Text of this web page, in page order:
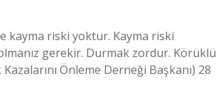
kayma riski yoktur. Kayma riski
gerekir. Durmak zordur. Körüklü
Önleme Derneği Başkanı) 28